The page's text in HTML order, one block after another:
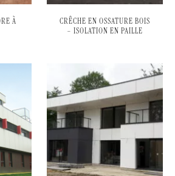
À
CRÊCHE EN OSSATURE BOIS
– ISOLATION EN PAILLE